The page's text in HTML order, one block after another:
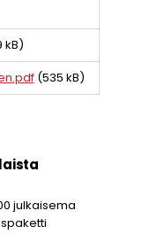
kB)
(535 kB)
julkaisema